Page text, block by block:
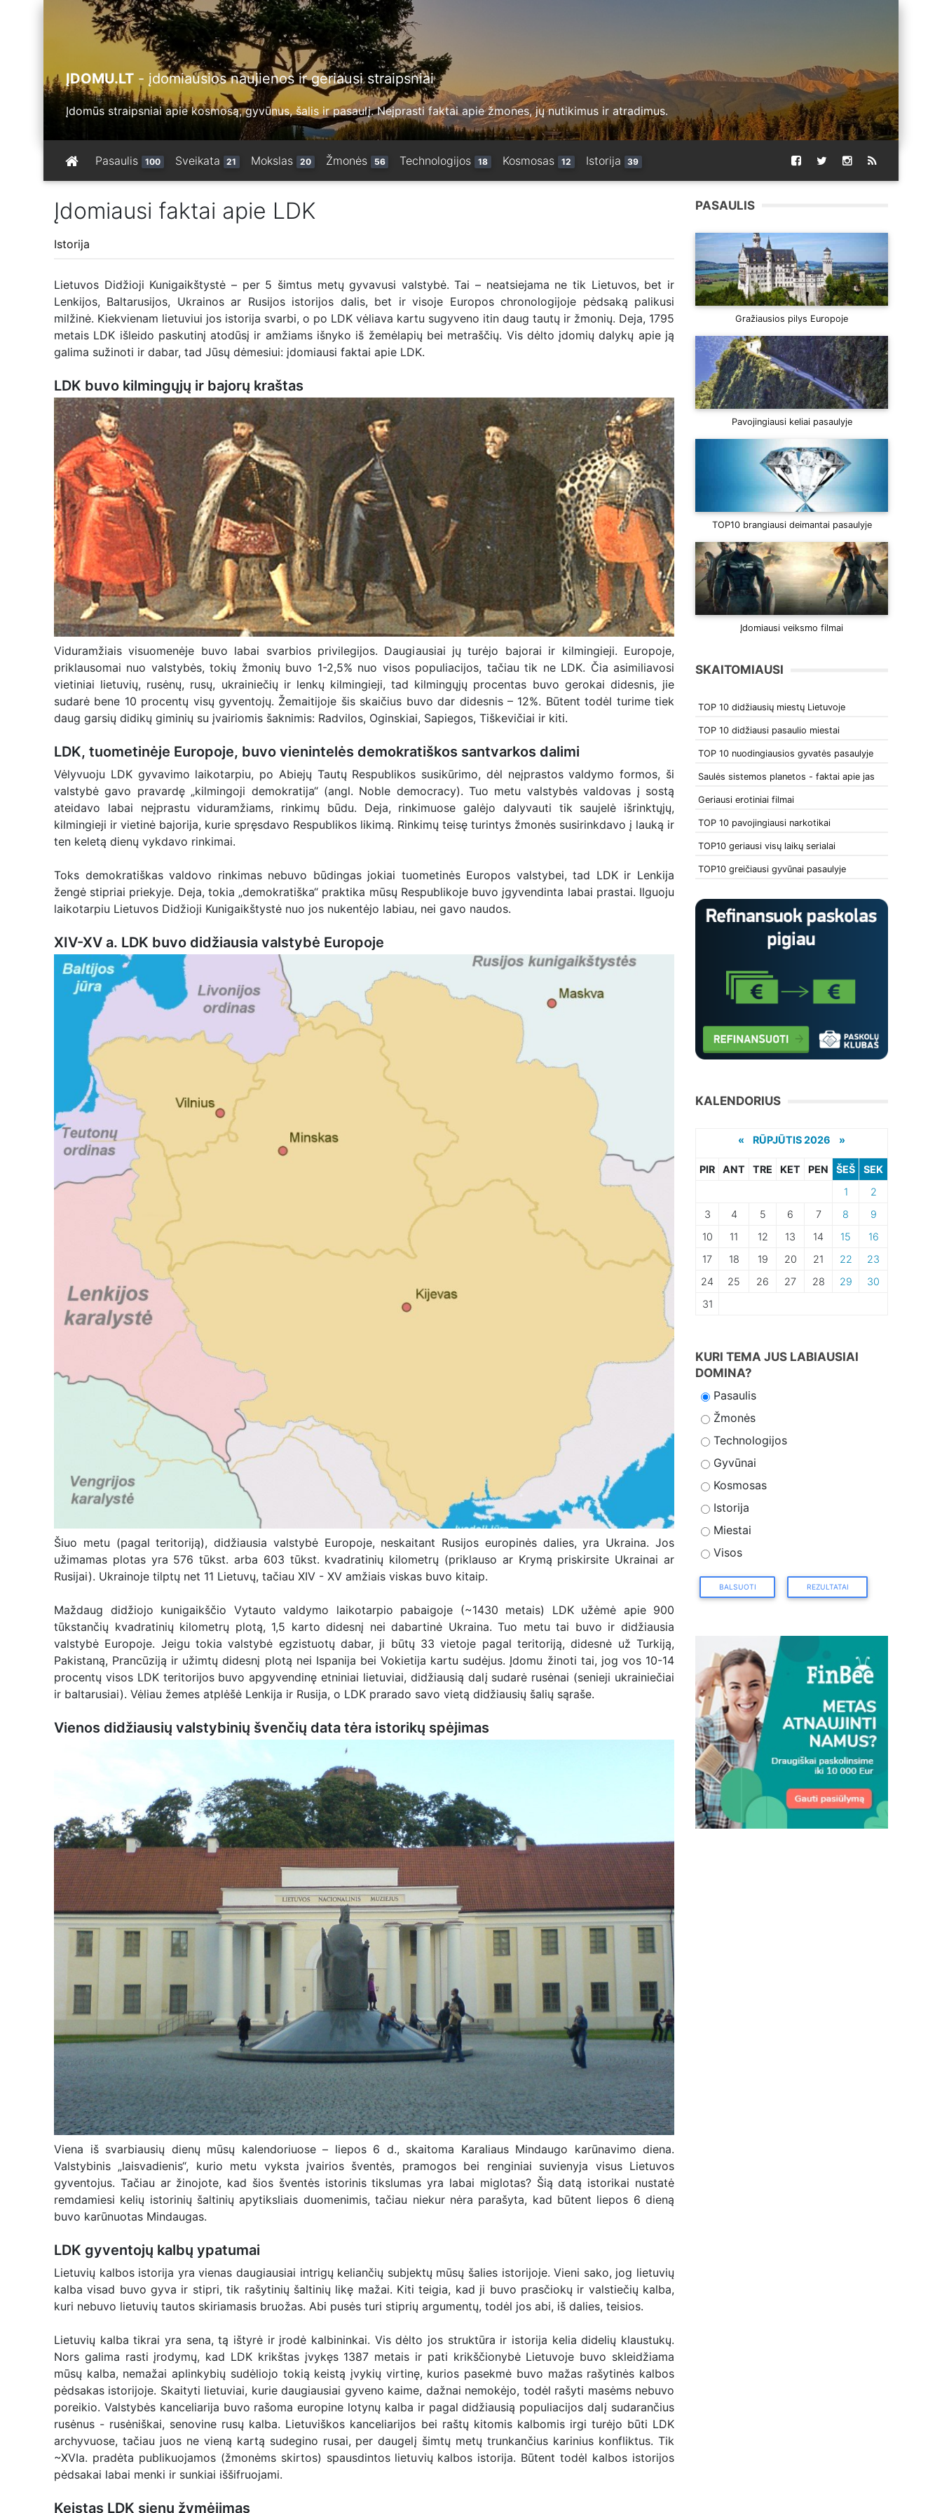
ĮDOMU.LT - įdomiausios naujienos ir geriausi straipsniai
Įdomūs straipsniai apie kosmosą, gyvūnus, šalis ir pasaulį. Neįprasti faktai apie žmones, jų nutikimus ir atradimus.
Pasaulis 100 Sveikata 21 Mokslas 20 Žmonės 56 Technologijos 18 Kosmosas 12 Istorija 39
Įdomiausi faktai apie LDK
Istorija
Lietuvos Didžioji Kunigaikštystė – per 5 šimtus metų gyvavusi valstybė. Tai – neatsiejama ne tik Lietuvos, bet ir
Lenkijos, Baltarusijos, Ukrainos ar Rusijos istorijos dalis, bet ir visoje Europos chronologijoje pėdsaką palikusi
milžinė. Kiekvienam lietuviui jos istorija svarbi, o po LDK vėliava kartu sugyveno itin daug tautų ir žmonių. Deja, 1795
metais LDK išleido paskutinį atodūsį ir amžiams išnyko iš žemėlapių bei metraščių. Vis dėlto įdomių dalykų apie ją
galima sužinoti ir dabar, tad Jūsų dėmesiui: įdomiausi faktai apie LDK.
LDK buvo kilmingųjų ir bajorų kraštas
Viduramžiais visuomenėje buvo labai svarbios privilegijos. Daugiausiai jų turėjo bajorai ir kilmingieji. Europoje,
priklausomai nuo valstybės, tokių žmonių buvo 1-2,5% nuo visos populiacijos, tačiau tik ne LDK. Čia asimiliavosi
vietiniai lietuvių, rusėnų, rusų, ukrainiečių ir lenkų kilmingieji, tad kilmingųjų procentas buvo gerokai didesnis, jie
sudarė bene 10 procentų visų gyventojų. Žemaitijoje šis skaičius buvo dar didesnis – 12%. Būtent todėl turime tiek
daug garsių didikų giminių su įvairiomis šaknimis: Radvilos, Oginskiai, Sapiegos, Tiškevičiai ir kiti.
LDK, tuometinėje Europoje, buvo vienintelės demokratiškos santvarkos dalimi
Vėlyvuoju LDK gyvavimo laikotarpiu, po Abiejų Tautų Respublikos susikūrimo, dėl neįprastos valdymo formos, ši
valstybė gavo pravardę „kilmingoji demokratija“ (angl. Noble democracy). Tuo metu valstybės valdovas į sostą
ateidavo labai neįprastu viduramžiams, rinkimų būdu. Deja, rinkimuose galėjo dalyvauti tik saujelė išrinktųjų,
kilmingieji ir vietinė bajorija, kurie spręsdavo Respublikos likimą. Rinkimų teisę turintys žmonės susirinkdavo į lauką ir
ten keletą dienų vykdavo rinkimai.
Toks demokratiškas valdovo rinkimas nebuvo būdingas jokiai tuometinės Europos valstybei, tad LDK ir Lenkija
žengė stipriai priekyje. Deja, tokia „demokratiška“ praktika mūsų Respublikoje buvo įgyvendinta labai prastai. Ilguoju
laikotarpiu Lietuvos Didžioji Kunigaikštystė nuo jos nukentėjo labiau, nei gavo naudos.
XIV-XV a. LDK buvo didžiausia valstybė Europoje
Šiuo metu (pagal teritoriją), didžiausia valstybė Europoje, neskaitant Rusijos europinės dalies, yra Ukraina. Jos
užimamas plotas yra 576 tūkst. arba 603 tūkst. kvadratinių kilometrų (priklauso ar Krymą priskirsite Ukrainai ar
Rusijai). Ukrainoje tilptų net 11 Lietuvų, tačiau XIV - XV amžiais viskas buvo kitaip.
Maždaug didžiojo kunigaikščio Vytauto valdymo laikotarpio pabaigoje (~1430 metais) LDK užėmė apie 900
tūkstančių kvadratinių kilometrų plotą, 1,5 karto didesnį nei dabartinė Ukraina. Tuo metu tai buvo ir didžiausia
valstybė Europoje. Jeigu tokia valstybė egzistuotų dabar, ji būtų 33 vietoje pagal teritoriją, didesnė už Turkiją,
Pakistaną, Prancūziją ir užimtų didesnį plotą nei Ispanija bei Vokietija kartu sudėjus. Įdomu žinoti tai, jog vos 10-14
procentų visos LDK teritorijos buvo apgyvendinę etniniai lietuviai, didžiausią dalį sudarė rusėnai (senieji ukrainiečiai
ir baltarusiai). Vėliau žemes atplėšė Lenkija ir Rusija, o LDK prarado savo vietą didžiausių šalių sąraše.
Vienos didžiausių valstybinių švenčių data tėra istorikų spėjimas
Viena iš svarbiausių dienų mūsų kalendoriuose – liepos 6 d., skaitoma Karaliaus Mindaugo karūnavimo diena.
Valstybinis „laisvadienis“, kurio metu vyksta įvairios šventės, pramogos bei renginiai suvienyja visus Lietuvos
gyventojus. Tačiau ar žinojote, kad šios šventės istorinis tikslumas yra labai miglotas? Šią datą istorikai nustatė
remdamiesi kelių istorinių šaltinių apytiksliais duomenimis, tačiau niekur nėra parašyta, kad būtent liepos 6 dieną
buvo karūnuotas Mindaugas.
LDK gyventojų kalbų ypatumai
Lietuvių kalbos istorija yra vienas daugiausiai intrigų keliančių subjektų mūsų šalies istorijoje. Vieni sako, jog lietuvių
kalba visad buvo gyva ir stipri, tik rašytinių šaltinių likę mažai. Kiti teigia, kad ji buvo prasčiokų ir valstiečių kalba,
kuri nebuvo lietuvių tautos skiriamasis bruožas. Abi pusės turi stiprių argumentų, todėl jos abi, iš dalies, teisios.
Lietuvių kalba tikrai yra sena, tą ištyrė ir įrodė kalbininkai. Vis dėlto jos struktūra ir istorija kelia didelių klaustukų.
Nors galima rasti įrodymų, kad LDK krikštas įvykęs 1387 metais ir pati krikščionybė Lietuvoje buvo skleidžiama
mūsų kalba, nemažai aplinkybių sudėliojo tokią keistą įvykių virtinę, kurios pasekmė buvo mažas rašytinės kalbos
pėdsakas istorijoje. Skaityti lietuviai, kurie daugiausiai gyveno kaime, dažnai nemokėjo, todėl rašyti masėms nebuvo
poreikio. Valstybės kanceliarija buvo rašoma europine lotynų kalba ir pagal didžiausią populiacijos dalį sudarančius
rusėnus - rusėniškai, senovine rusų kalba. Lietuviškos kanceliarijos bei raštų kitomis kalbomis irgi turėjo būti LDK
archyvuose, tačiau juos ne vieną kartą sudegino rusai, per daugelį šimtų metų trunkančius karinius konfliktus. Tik
~XVIa. pradėta publikuojamos (žmonėms skirtos) spausdintos lietuvių kalbos istorija. Būtent todėl kalbos istorijos
pėdsakai labai menki ir sunkiai iššifruojami.
Keistas LDK sienų žymėjimas
PASAULIS
Gražiausios pilys Europoje
Pavojingiausi keliai pasaulyje
TOP10 brangiausi deimantai pasaulyje
Įdomiausi veiksmo filmai
SKAITOMIAUSI
TOP 10 didžiausių miestų Lietuvoje
TOP 10 didžiausi pasaulio miestai
TOP 10 nuodingiausios gyvatės pasaulyje
Saulės sistemos planetos - faktai apie jas
Geriausi erotiniai filmai
TOP 10 pavojingiausi narkotikai
TOP10 geriausi visų laikų serialai
TOP10 greičiausi gyvūnai pasaulyje
KALENDORIUS
« RŪPJŪTIS 2026 »
PIR ANT TRE KET PEN ŠEŠ
SEK
1
2
3
4 5 6 7 8
9
10
11 12 13 14 15
16
17
18 19 20 21 22
23
24
25 26 27 28 29
30
31
KURI TEMA JUS LABIAUSIAI
DOMINA?
Pasaulis
Žmonės
Technologijos
Gyvūnai
Kosmosas
Istorija
Miestai
Visos
BALSUOTI REZULTATAI